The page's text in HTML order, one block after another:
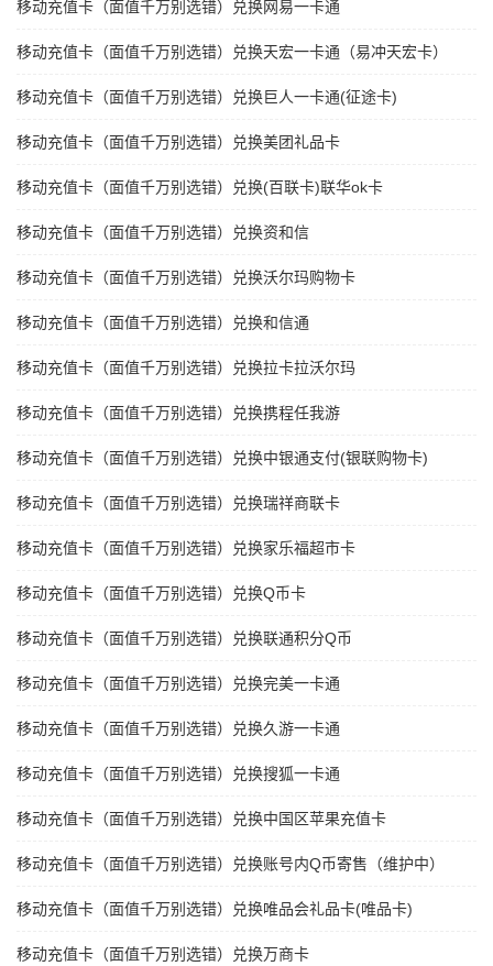
移动充值卡（面值千万别选错）兑换网易一卡通
移动充值卡（面值千万别选错）兑换天宏一卡通（易冲天宏卡）
移动充值卡（面值千万别选错）兑换巨人一卡通(征途卡)
移动充值卡（面值千万别选错）兑换美团礼品卡
移动充值卡（面值千万别选错）兑换(百联卡)联华ok卡
移动充值卡（面值千万别选错）兑换资和信
移动充值卡（面值千万别选错）兑换沃尔玛购物卡
移动充值卡（面值千万别选错）兑换和信通
移动充值卡（面值千万别选错）兑换拉卡拉沃尔玛
移动充值卡（面值千万别选错）兑换携程任我游
移动充值卡（面值千万别选错）兑换中银通支付(银联购物卡)
移动充值卡（面值千万别选错）兑换瑞祥商联卡
移动充值卡（面值千万别选错）兑换家乐福超市卡
移动充值卡（面值千万别选错）兑换Q币卡
移动充值卡（面值千万别选错）兑换联通积分Q币
移动充值卡（面值千万别选错）兑换完美一卡通
移动充值卡（面值千万别选错）兑换久游一卡通
移动充值卡（面值千万别选错）兑换搜狐一卡通
移动充值卡（面值千万别选错）兑换中国区苹果充值卡
移动充值卡（面值千万别选错）兑换账号内Q币寄售（维护中）
移动充值卡（面值千万别选错）兑换唯品会礼品卡(唯品卡)
移动充值卡（面值千万别选错）兑换万商卡